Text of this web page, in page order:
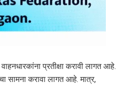
प्रतीक्षा करावी लागत आहे.
सामना करावा लागत आहे. मात्र,